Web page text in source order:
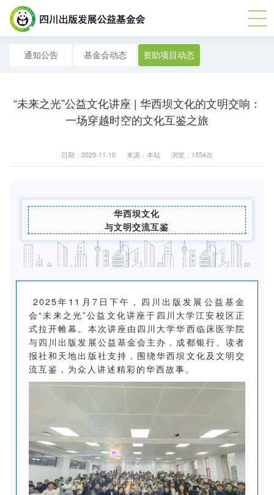
通知公告 基金会动态 资助项目动态
“未来之光”公益文化讲座 | 华西坝文化的文明交响：
一场穿越时空的文化互鉴之旅
日期：2025-11-10 来源：本站 浏览：1554次
华西坝文化
与文明交流互鉴
2025年11月7日下午，四川出版发展公益基金
会“未来之光”公益文化讲座于四川大学江安校区正
式拉开帷幕。本次讲座由四川大学华西临床医学院
与四川出版发展公益基金会主办，成都银行、读者
报社和天地出版社支持，围绕华西坝文化及文明交
流互鉴，为众人讲述精彩的华西故事。